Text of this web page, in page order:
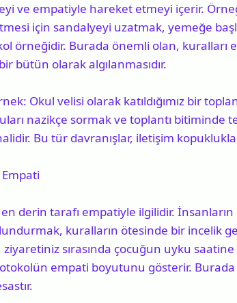
ve empatiyle hareket etmeyi içerir.
için sandalyeyi uzatmak, yemeğe
örneğidir. Burada önemli olan,
bütün olarak algılanmasıdır.
Okul velisi olarak katıldığımız bir
nazikçe sormak ve toplantı
Bu tür davranışlar, iletişim
derin tarafı empatiyle ilgilidir.
kuralların ötesinde bir incelik
sırasında çocuğun uyku
empati boyutunu gösterir. Burada